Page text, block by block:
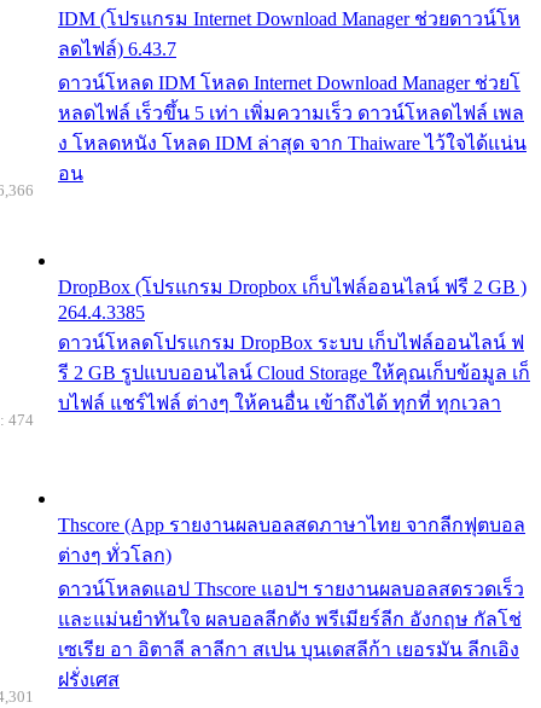
IDM (โปรแกรม Internet Download Manager ช่วยดาวน์โห
ลดไฟล์) 6.43.7
ดาวน์โหลด IDM โหลด Internet Download Manager ช่วยโ
หลดไฟล์ เร็วขึ้น 5 เท่า เพิ่มความเร็ว ดาวน์โหลดไฟล์ เพล
ง โหลดหนัง โหลด IDM ล่าสุด จาก Thaiware ไว้ใจได้แน่น
อน
DropBox (โปรแกรม Dropbox เก็บไฟล์ออนไลน์ ฟรี 2 GB )
264.4.3385
ดาวน์โหลดโปรแกรม DropBox ระบบ เก็บไฟล์ออนไลน์ ฟ
รี 2 GB รูปแบบออนไลน์ Cloud Storage ให้คุณเก็บข้อมูล เก็
บไฟล์ แชร์ไฟล์ ต่างๆ ให้คนอื่น เข้าถึงได้ ทุกที่ ทุกเวลา
Thscore (App รายงานผลบอลสดภาษาไทย จากลีกฟุตบอล
ต่างๆ ทั่วโลก)
ดาวน์โหลดแอป Thscore แอปฯ รายงานผลบอลสดรวดเร็ว
และแม่นยำทันใจ ผลบอลลีกดัง พรีเมียร์ลีก อังกฤษ กัลโช่
เซเรีย อา อิตาลี ลาลีกา สเปน บุนเดสลีก้า เยอรมัน ลีกเอิง
ฝรั่งเศส
474